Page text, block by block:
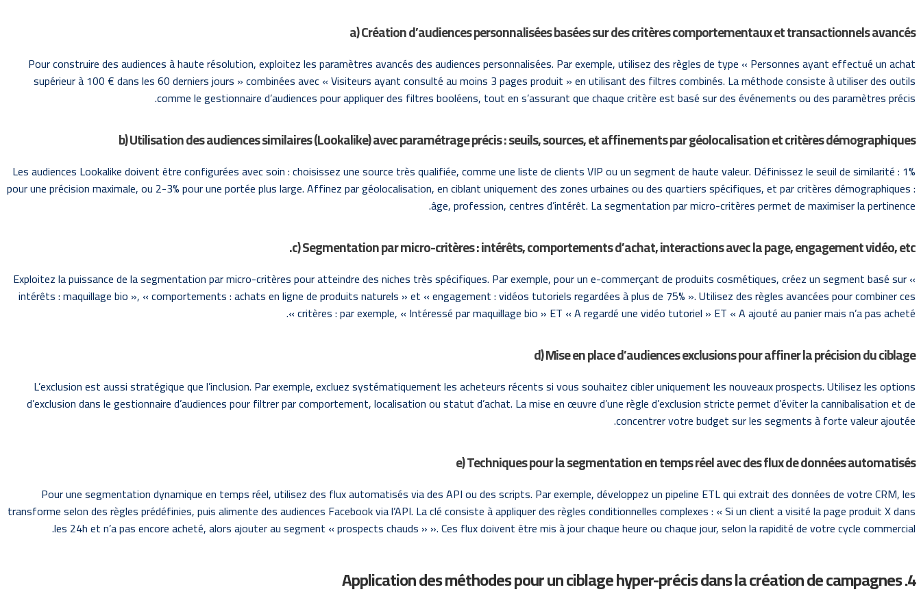
a) Création d’audiences personnalisées basées sur des critères comportementaux et transactionnels avancés
Pour construire des audiences à haute résolution, exploitez les paramètres avancés des audiences personnalisées. Par exemple, utilisez des règles de type « Personnes ayant effectué un achat
supérieur à 100 € dans les 60 derniers jours » combinées avec « Visiteurs ayant consulté au moins 3 pages produit » en utilisant des filtres combinés. La méthode consiste à utiliser des outils
comme le gestionnaire d’audiences pour appliquer des filtres booléens, tout en s’assurant que chaque critère est basé sur des événements ou des paramètres précis.
b) Utilisation des audiences similaires (Lookalike) avec paramétrage précis : seuils, sources, et affinements par géolocalisation et critères démographiques
Les audiences Lookalike doivent être configurées avec soin : choisissez une source très qualifiée, comme une liste de clients VIP ou un segment de haute valeur. Définissez le seuil de similarité : 1%
pour une précision maximale, ou 2-3% pour une portée plus large. Affinez par géolocalisation, en ciblant uniquement des zones urbaines ou des quartiers spécifiques, et par critères démographiques :
âge, profession, centres d’intérêt. La segmentation par micro-critères permet de maximiser la pertinence.
c) Segmentation par micro-critères : intérêts, comportements d’achat, interactions avec la page, engagement vidéo, etc.
Exploitez la puissance de la segmentation par micro-critères pour atteindre des niches très spécifiques. Par exemple, pour un e-commerçant de produits cosmétiques, créez un segment basé sur «
intérêts : maquillage bio », « comportements : achats en ligne de produits naturels » et « engagement : vidéos tutoriels regardées à plus de 75% ». Utilisez des règles avancées pour combiner ces
critères : par exemple, « Intéressé par maquillage bio » ET « A regardé une vidéo tutoriel » ET « A ajouté au panier mais n’a pas acheté ».
d) Mise en place d’audiences exclusions pour affiner la précision du ciblage
L’exclusion est aussi stratégique que l’inclusion. Par exemple, excluez systématiquement les acheteurs récents si vous souhaitez cibler uniquement les nouveaux prospects. Utilisez les options
d’exclusion dans le gestionnaire d’audiences pour filtrer par comportement, localisation ou statut d’achat. La mise en œuvre d’une règle d’exclusion stricte permet d’éviter la cannibalisation et de
concentrer votre budget sur les segments à forte valeur ajoutée.
e) Techniques pour la segmentation en temps réel avec des flux de données automatisés
Pour une segmentation dynamique en temps réel, utilisez des flux automatisés via des API ou des scripts. Par exemple, développez un pipeline ETL qui extrait des données de votre CRM, les
transforme selon des règles prédéfinies, puis alimente des audiences Facebook via l’API. La clé consiste à appliquer des règles conditionnelles complexes : « Si un client a visité la page produit X dans
les 24h et n’a pas encore acheté, alors ajouter au segment « prospects chauds » ». Ces flux doivent être mis à jour chaque heure ou chaque jour, selon la rapidité de votre cycle commercial.
4. Application des méthodes pour un ciblage hyper-précis dans la création de campagnes